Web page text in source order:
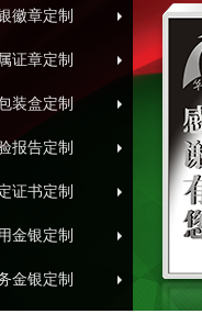
徽章定制
证章定制
装盒定制
报告定制
证书定制
金银定制
金银定制